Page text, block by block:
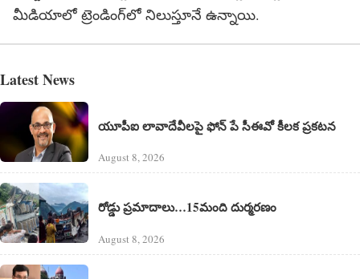
మీడియాలో ట్రెండింగ్‌లో నిలుస్తూనే ఉన్నాయి.
Latest News
యూపీఐ లావాదేవీలపై ఫోన్ పే సీఈవో కీలక ప్రకటన
August 8, 2026
రోడ్డు ప్రమాదాలు…15మంది దుర్మరణం
August 8, 2026